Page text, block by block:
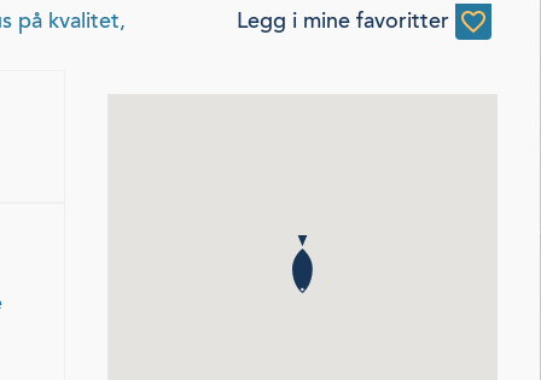
på kvalitet, Legg i mine favoritter